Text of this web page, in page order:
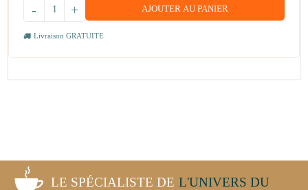
+
- AJOUTER AU PANIER
Livraison GRATUITE
LE SPÉCIALISTE DE L'UNIVERS DU